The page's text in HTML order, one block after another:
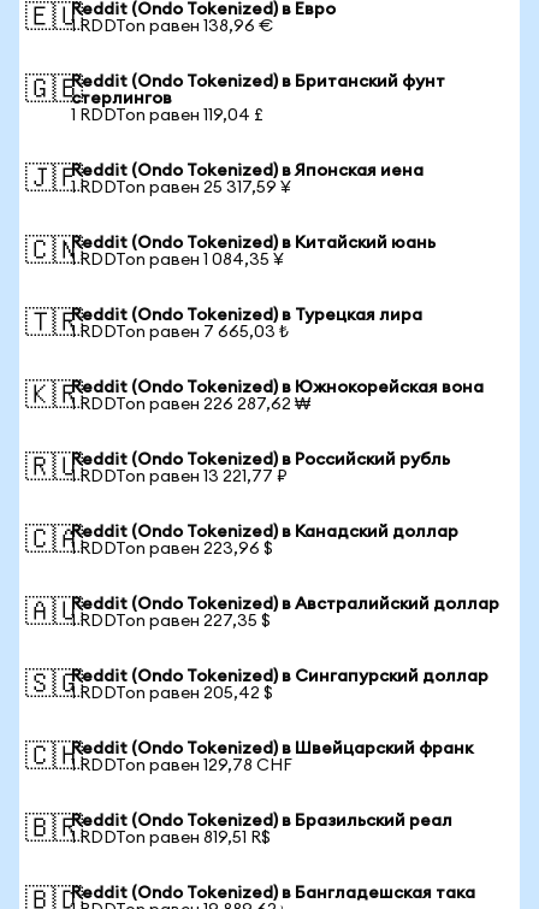
🇪🇺Reddit (Ondo Tokenized) в Евро
1 RDDTon равен 138,96 €
🇬🇧Reddit (Ondo Tokenized) в Британский фунт
стерлингов
1 RDDTon равен 119,04 £
🇯🇵Reddit (Ondo Tokenized) в Японская иена
1 RDDTon равен 25 317,59 ¥
🇨🇳Reddit (Ondo Tokenized) в Китайский юань
1 RDDTon равен 1 084,35 ¥
🇹🇷Reddit (Ondo Tokenized) в Турецкая лира
1 RDDTon равен 7 665,03 ₺
🇰🇷Reddit (Ondo Tokenized) в Южнокорейская вона
1 RDDTon равен 226 287,62 ₩
🇷🇺Reddit (Ondo Tokenized) в Российский рубль
1 RDDTon равен 13 221,77 ₽
🇨🇦Reddit (Ondo Tokenized) в Канадский доллар
1 RDDTon равен 223,96 $
🇦🇺Reddit (Ondo Tokenized) в Австралийский доллар
1 RDDTon равен 227,35 $
🇸🇬Reddit (Ondo Tokenized) в Сингапурский доллар
1 RDDTon равен 205,42 $
🇨🇭Reddit (Ondo Tokenized) в Швейцарский франк
1 RDDTon равен 129,78 CHF
🇧🇷Reddit (Ondo Tokenized) в Бразильский реал
1 RDDTon равен 819,51 R$
🇧🇩Reddit (Ondo Tokenized) в Бангладешская така